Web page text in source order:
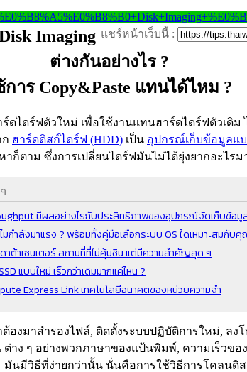
แชร์หน้าเว็บนี้ :
Imaging
ต่างกันอย่างไร ?
การ Copy&Paste แทนได้ไหม ?
ดไดร์ฟตัวใหม่ เพื่อใช้งานแทนฮาร์ดไดร์ฟตัวเดิม
ฮาร์ดดิสก์ไดร์ฟ (HDD) เป็น อุปกรณ์เก็บข้อมูลแบ
ก็ตาม ซึ่งการเปลี่ยนไดร์ฟมันไม่ได้ยุ่งยากอะไรม
มีผลอย่างไรกับประสิทธิภาพของอุปกรณ์จัดเก็บข้อมู
มกำลังมาแรง ? พร้อมทั้งคู่มือเลือกระบบ OS ใดเหมาะสมกับ
าต้าเซนเตอร์ สถานที่ที่ไม่คุ้นชิน แต่มีความสำคัญสุด ๆ
แบบใหม่ เร็วกว่าเดิมมากแค่ไหน ?
Express Link เทคโนโลยีอนาคตของหน่วยความจำ
ต้องมาสำรองไฟล์, ติดตั้งระบบปฏิบัติการใหม่, ลง
าง ๆ อย่างพวกภาษาของแป้นพิมพ์, ความเร็วของ
นมีวิธีที่ง่ายกว่านั้น นั่นคือการใช้วิธีการโคลนดิส